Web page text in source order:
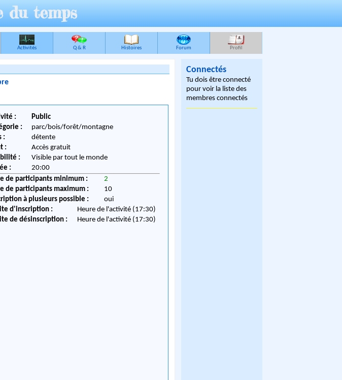
du temps
Activités Q & R Histoires Forum Profil
:
Public
:
parc/bois/forêt/montagne
:
détente
:
Accès gratuit
:
Visible par tout le monde
:
20:00
de participants minimum :
2
de participants maximum :
10
à plusieurs possible :
oui
d'inscription :
Heure de l'activité (17:30)
de désinscription :
Heure de l'activité (17:30)
Connectés
Tu dois être connecté
pour voir la liste des
membres connectés